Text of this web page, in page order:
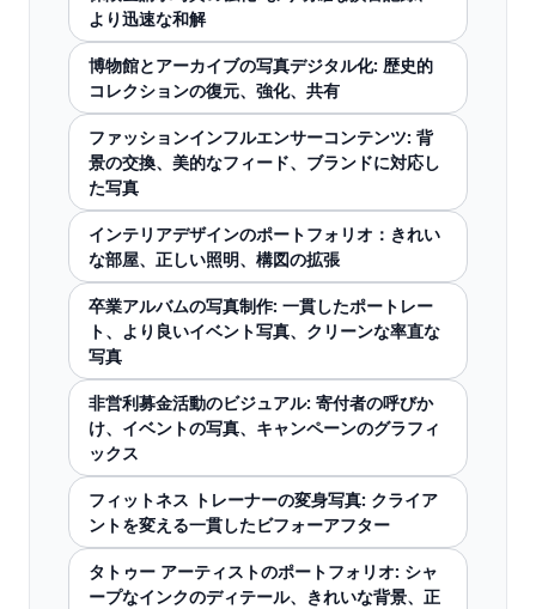
より迅速な和解
博物館とアーカイブの写真デジタル化: 歴史的
コレクションの復元、強化、共有
ファッションインフルエンサーコンテンツ: 背
景の交換、美的なフィード、ブランドに対応し
た写真
インテリアデザインのポートフォリオ：きれい
な部屋、正しい照明、構図の拡張
卒業アルバムの写真制作: 一貫したポートレー
ト、より良いイベント写真、クリーンな率直な
写真
非営利募金活動のビジュアル: 寄付者の呼びか
け、イベントの写真、キャンペーンのグラフィ
ックス
フィットネス トレーナーの変身写真: クライア
ントを変える一貫したビフォーアフター
タトゥー アーティストのポートフォリオ: シャ
ープなインクのディテール、きれいな背景、正